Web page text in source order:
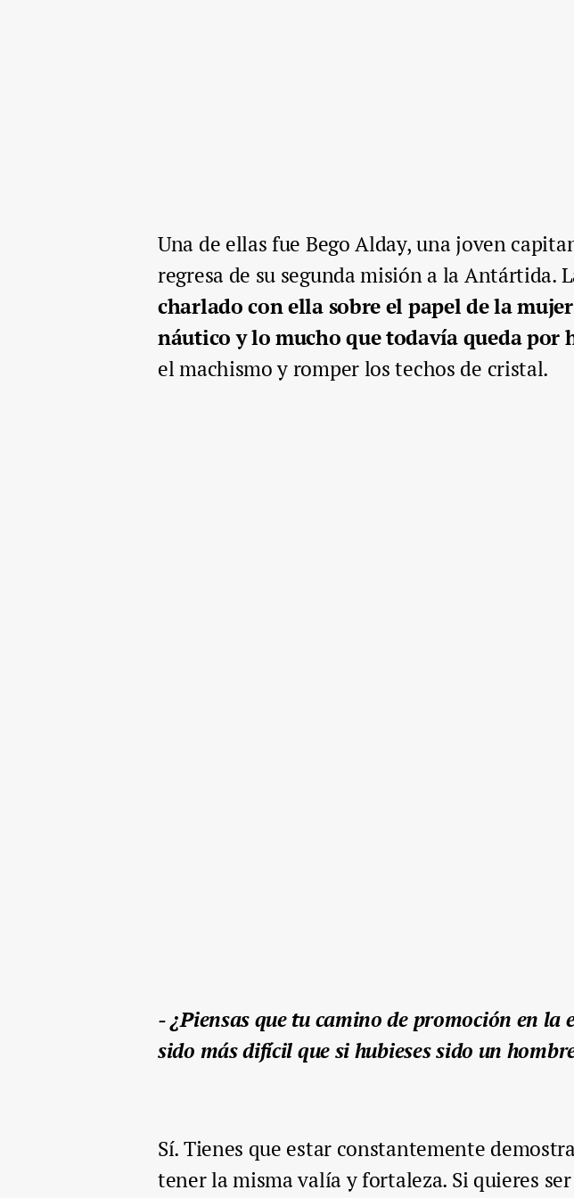
Una de ellas fue Bego Alday, una joven
regresa de su segunda misión a la Antártida.
charlado con ella sobre el papel de la
náutico y lo mucho que todavía queda por
el machismo y romper los techos de cristal.
- ¿Piensas que tu camino de promoción en la
sido más difícil que si hubieses sido un
Sí. Tienes que estar constantemente
tener la misma valía y fortaleza. Si quieres